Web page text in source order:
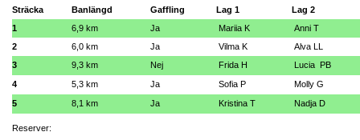
Sträcka Banlängd Gaffling Lag 1
Lag 2
1
6,9 km Ja Mariia K
Anni T
2
6,0 km Ja Vilma K
Alva LL
3
9,3 km Nej Frida H
Lucia PB
4
5,3 km Ja Sofia P
Molly G
5
8,1 km Ja Kristina T Nadja D
Reserver: